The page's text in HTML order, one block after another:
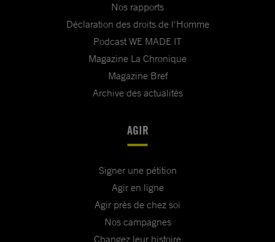
Nos rapports
Déclaration des droits de l'Homme
Podcast WE MADE IT
Magazine La Chronique
Magazine Bref
Archive des actualités
AGIR
Signer une pétition
Agir en ligne
Agir près de chez soi
Nos campagnes
Changez leur histoire